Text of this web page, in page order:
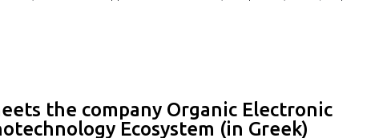
the company Organic Electronic
Ecosystem (in Greek)